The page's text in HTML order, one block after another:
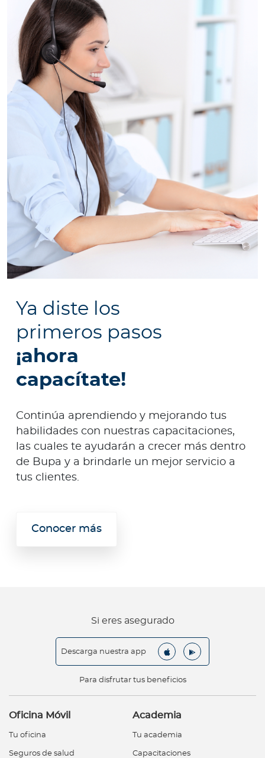
Ya diste los
primeros pasos
¡ahora
capacítate!
Continúa aprendiendo y mejorando tus
habilidades con nuestras capacitaciones,
las cuales te ayudarán a crecer más dentro
de Bupa y a brindarle un mejor servicio a
tus clientes.
Conocer más
Si eres asegurado
Descarga nuestra app
Para disfrutar tus beneficios
Oficina Móvil
Tu oficina
Seguros de salud
Academia
Tu academia
Capacitaciones